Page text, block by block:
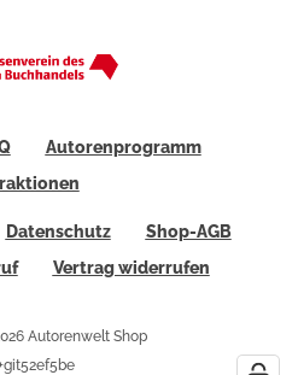
Autorenprogramm
Datenschutz
Shop-AGB
Vertrag widerrufen
Autorenwelt Shop